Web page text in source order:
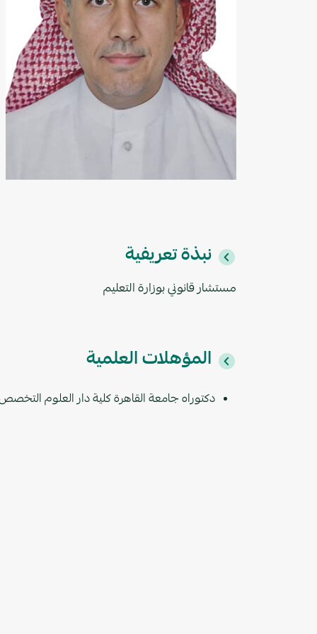
نبذة تعريفية
مستشار قانوني بوزارة التعليم
المؤهلات العلمية
دكتوراه جامعة القاهرة كلية دار العلوم